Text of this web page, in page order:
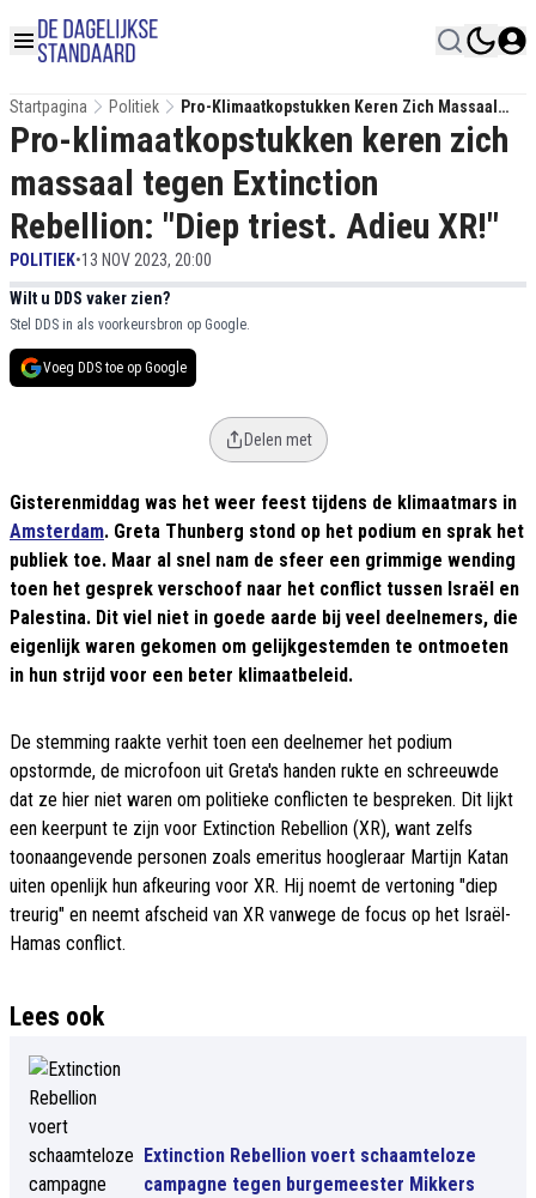
Startpagina Politiek
Pro-Klimaatkopstukken Keren Zich Massaal
Tegen Extinction Rebellion: "Diep Triest. Adieu
XR!"
Pro-klimaatkopstukken keren zich
massaal tegen Extinction
Rebellion: "Diep triest. Adieu XR!"
POLITIEK•13 NOV 2023, 20:00
Wilt u DDS vaker zien?
Stel DDS in als voorkeursbron op Google.
Voeg DDS toe op Google
Delen met
Gisterenmiddag was het weer feest tijdens de klimaatmars in
Amsterdam. Greta Thunberg stond op het podium en sprak het
publiek toe. Maar al snel nam de sfeer een grimmige wending
toen het gesprek verschoof naar het conflict tussen Israël en
Palestina. Dit viel niet in goede aarde bij veel deelnemers, die
eigenlijk waren gekomen om gelijkgestemden te ontmoeten
in hun strijd voor een beter klimaatbeleid.
De stemming raakte verhit toen een deelnemer het podium
opstormde, de microfoon uit Greta's handen rukte en schreeuwde
dat ze hier niet waren om politieke conflicten te bespreken. Dit lijkt
een keerpunt te zijn voor Extinction Rebellion (XR), want zelfs
toonaangevende personen zoals emeritus hoogleraar Martijn Katan
uiten openlijk hun afkeuring voor XR. Hij noemt de vertoning "diep
treurig" en neemt afscheid van XR vanwege de focus op het Israël-
Hamas conflict.
Lees ook
Extinction Rebellion voert schaamteloze
campagne tegen burgemeester Mikkers